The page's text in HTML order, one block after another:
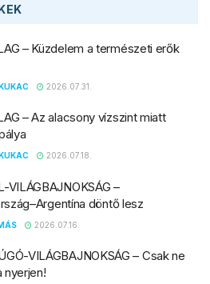
– Küzdelem a természeti erők
2026.07.31.
– Az alacsony vízszint miatt
2026.07.18.
VILÁGBAJNOKSÁG –
döntő lesz
2026.07.16.
VILÁGBAJNOKSÁG – Csak ne
nyerjen!